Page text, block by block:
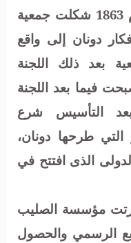
حالة ضحايا الحروب، وفى عام 1863 شكلت جمعية
دونان إلى واقع
بعد ذلك اللجنة
فيما بعد اللجنة
التأسيس شرع
طرحها دونان،
الذى افتتح في
مؤسسة الصليب
الرسمي والحصول